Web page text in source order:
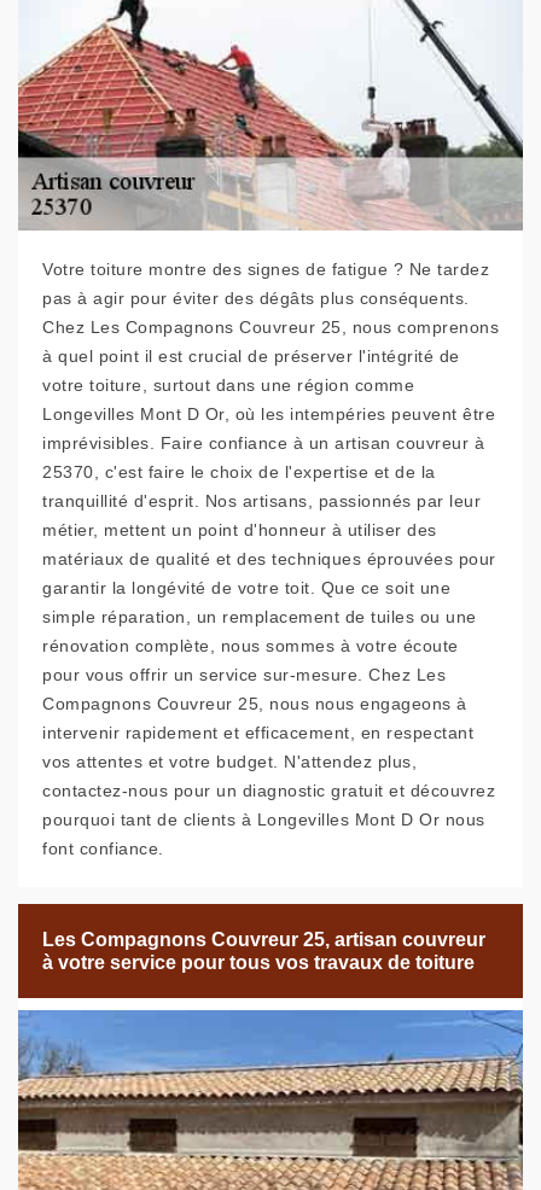
Votre toiture montre des signes de fatigue ? Ne tardez
pas à agir pour éviter des dégâts plus conséquents.
Chez Les Compagnons Couvreur 25, nous comprenons
à quel point il est crucial de préserver l'intégrité de
votre toiture, surtout dans une région comme
Longevilles Mont D Or, où les intempéries peuvent être
imprévisibles. Faire confiance à un artisan couvreur à
25370, c'est faire le choix de l'expertise et de la
tranquillité d'esprit. Nos artisans, passionnés par leur
métier, mettent un point d'honneur à utiliser des
matériaux de qualité et des techniques éprouvées pour
garantir la longévité de votre toit. Que ce soit une
simple réparation, un remplacement de tuiles ou une
rénovation complète, nous sommes à votre écoute
pour vous offrir un service sur-mesure. Chez Les
Compagnons Couvreur 25, nous nous engageons à
intervenir rapidement et efficacement, en respectant
vos attentes et votre budget. N'attendez plus,
contactez-nous pour un diagnostic gratuit et découvrez
pourquoi tant de clients à Longevilles Mont D Or nous
font confiance.
Les Compagnons Couvreur 25, artisan couvreur
à votre service pour tous vos travaux de toiture